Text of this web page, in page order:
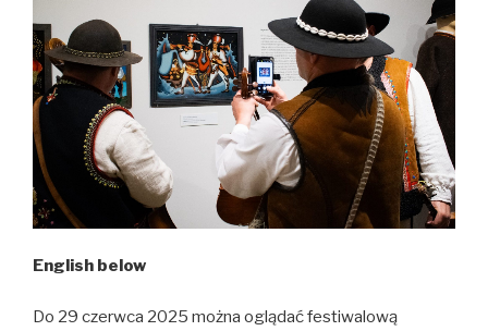
–
report
from
the
exhibition
English below
Do 29 czerwca 2025 można oglądać festiwalową